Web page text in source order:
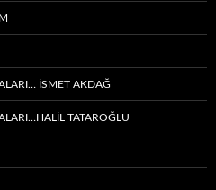
İSMET AKDAĞ
TATAROĞLU